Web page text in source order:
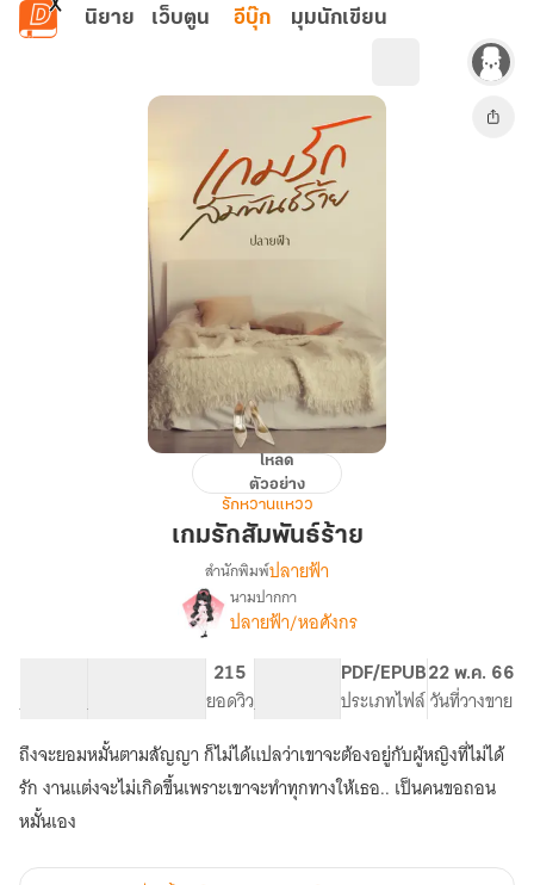
ข้ามไปยังเนื้อหาหลัก
นิยาย เว็บตูน อีบุ๊ก มุมนักเขียน
สัมพันธ์
โหลด
ตัวอย่าง
รักหวานแหวว
เกมรักสัมพันธ์ร้าย
เรื่อง
เกม
สำนักพิมพ์ปลายฟ้า
นามปากกา
ปลายฟ้า/หอศังกร
จำนวนคำ จำนวนหน้า (A5)
215
ยอดวิวระดับเนื้อหา
PDF/EPUB
ประเภทไฟล์
22 พ.ค. 66
วันที่วางขาย
ถึงจะยอมหมั้นตามสัญญา ก็ไม่ได้แปลว่าเขาจะต้องอยู่กับผู้หญิงที่ไม่ได้
รัก งานแต่งจะไม่เกิดขึ้นเพราะเขาจะทำทุกทางให้เธอ.. เป็นคนขอถอน
หมั้นเอง